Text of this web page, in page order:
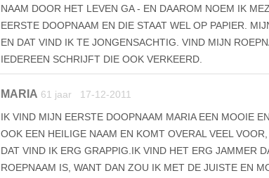
NAAM DOOR HET LEVEN GA - EN DAAROM NOEM IK
EERSTE DOOPNAAM EN DIE STAAT WEL OP PAPIER.
EN DAT VIND IK TE JONGENSACHTIG. VIND MIJN
IEDEREEN SCHRIJFT DIE OOK VERKEERD.
MARIA 61 jaar 17-12-2011
IK VIND MIJN EERSTE DOOPNAAM MARIA EEN MOOIE
OOK EEN HEILIGE NAAM EN KOMT OVERAL VEEL
DAT VIND IK ERG GRAPPIG.IK VIND HET ERG JAMMER
ROEPNAAM IS, WANT DAN ZOU IK MET DE JUISTE EN